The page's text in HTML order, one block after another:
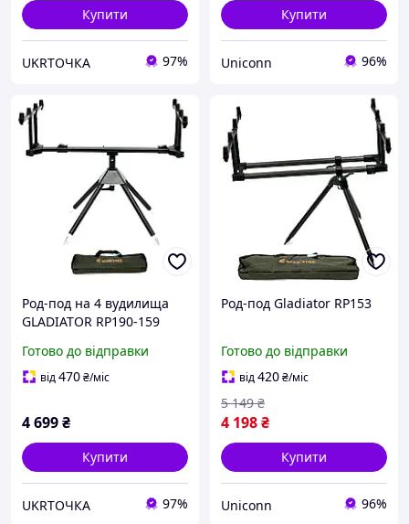
Купити
UKRТОЧКА 97%
Купити
Uniconn 96%
Род-под на 4 вудилища
GLADIATOR RP190-159
риболовлі
Готово до відправки
від470₴/міс
4 699₴
Купити
UKRТОЧКА 97%
Род-под Gladiator RP153
Готово до відправки
від420₴/міс
4 198₴
5 149 ₴
Купити
Uniconn 96%